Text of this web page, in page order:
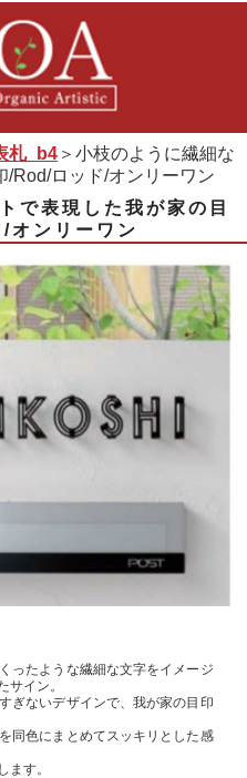
札_b4＞小枝のように繊細な
/Rod/ロッド/オンリーワン
で表現した我が家の目
ンリーワン
たような繊細な文字をイメージ
サイン。
ないデザインで、我が家の目印
色にまとめてスッキリとした感
す。